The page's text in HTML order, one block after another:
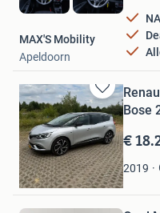
MAX'S Mobility
Apeldoorn
Bewaren
in
Mijn
Favorieten
Bose
€
2019
reddevil
Swalmen